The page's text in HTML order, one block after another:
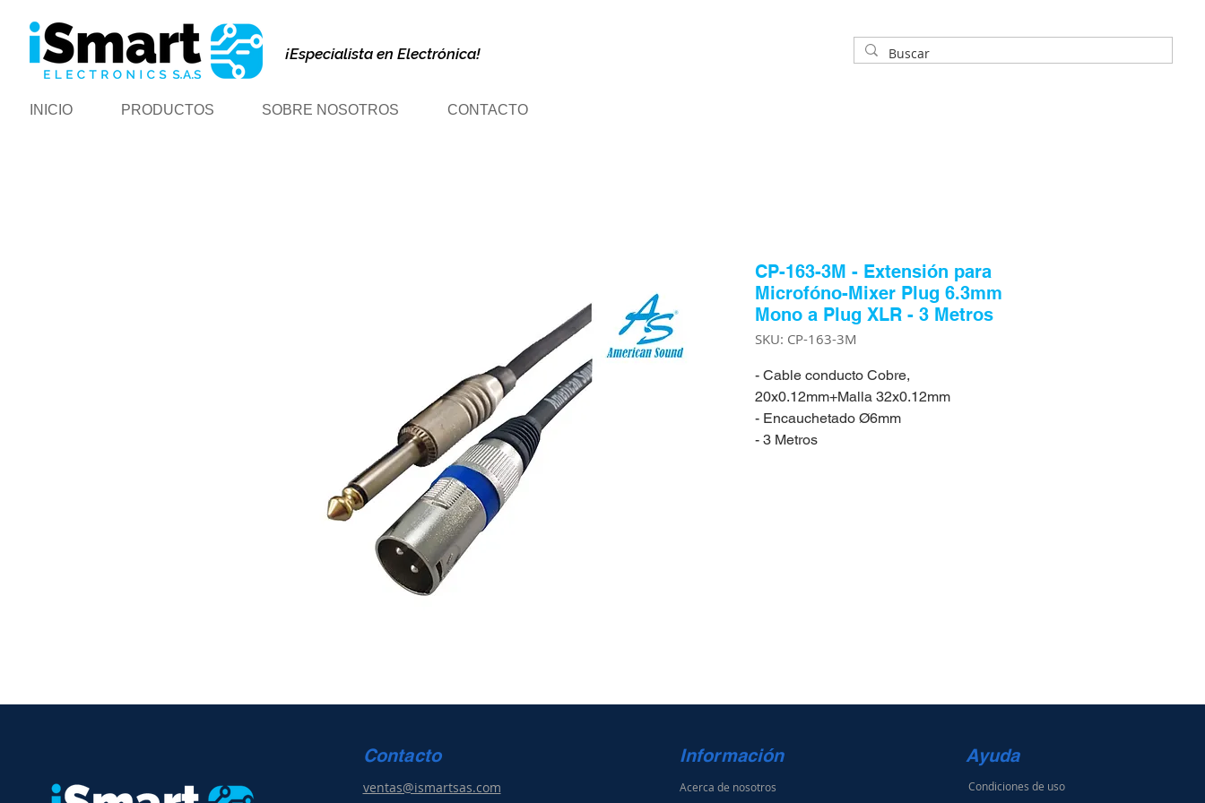
¡Especialista en Electrónica!
INICIO PRODUCTOS SOBRE NOSOTROS CONTACTO
CP-163-3M - Extensión para
Microfóno-Mixer Plug 6.3mm
Mono a Plug XLR - 3 Metros
SKU: CP-163-3M
- Cable conducto Cobre,
20x0.12mm+Malla 32x0.12mm
- Encauchetado Ø6mm
- 3 Metros
Contacto
ventas@ismartsas.com
Información
Acerca de nosotros
Ayuda
Condiciones de uso